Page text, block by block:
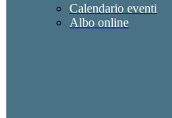
Calendario eventi
Albo online